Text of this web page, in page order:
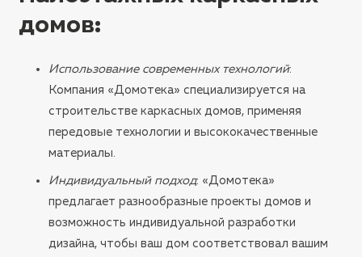
домов:
Использование современных технологий:
Компания «Домотека» специализируется на
строительстве каркасных домов, применяя
передовые технологии и высококачественные
материалы.
Индивидуальный подход: «Домотека»
предлагает разнообразные проекты домов и
возможность индивидуальной разработки
дизайна, чтобы ваш дом соответствовал вашим